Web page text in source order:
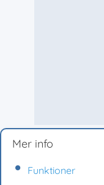
Mer info
Funktioner